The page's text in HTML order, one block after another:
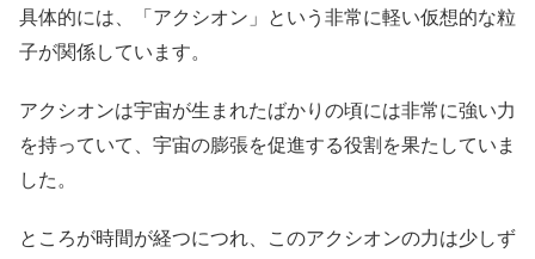
具体的には、「アクシオン」という非常に軽い仮想的な粒
子が関係しています。
アクシオンは宇宙が生まれたばかりの頃には非常に強い力
を持っていて、宇宙の膨張を促進する役割を果たしていま
した。
ところが時間が経つにつれ、このアクシオンの力は少しず